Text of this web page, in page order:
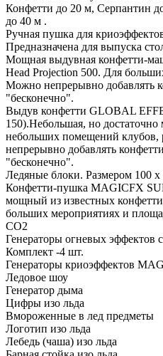
Конфетти до 20 м, Серпантин
до 40 м .
Ручная пушка для
Предназначена для выпуска
Мощная выдувная конфетти-
Head Projection 500. Для
Можно непрерывно добавлять
"бесконечно".
Выдув конфетти GLOBAL
150).Небольшая, но
небольших помещений клубов,
непрерывно добавлять
"бесконечно".
Ледяные блоки. Размером 100 х
Конфетти-пушка MAGICFX
мощный из известных
больших мероприятиях и
СО2
Генераторы огневых эффектов
Комплект -4 шт.
Генераторы криоэффектов
Ледовое шоу
Генератор дыма
Цифры изо льда
Вмороженные в лед предметы
Логотип изо льда
Лебедь (чаша) изо льда